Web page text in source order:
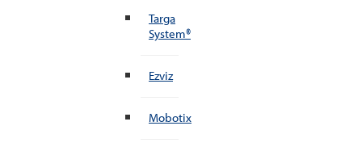
Targa
System®
Ezviz
Mobotix